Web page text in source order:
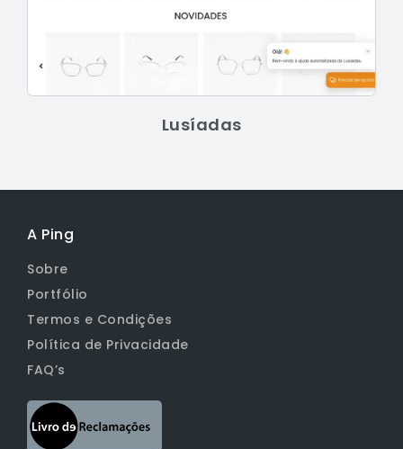
Lusíadas
A Ping
Sobre
Portfólio
Termos e Condições
Política de Privacidade
FAQ’s